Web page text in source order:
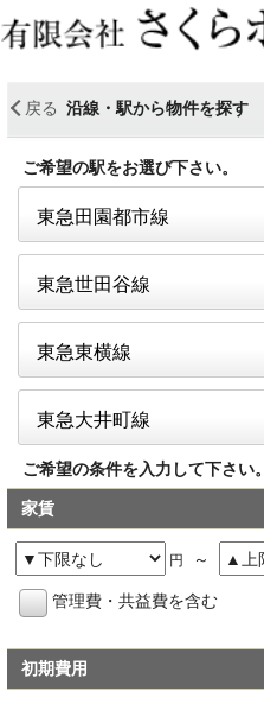
戻る 沿線・駅から物件を探す
ご希望の駅をお選び下さい。
東急田園都市線
東急世田谷線
東急東横線
東急大井町線
ご希望の条件を入力して下さい。
家賃
円 ～
管理費・共益費を含む
初期費用